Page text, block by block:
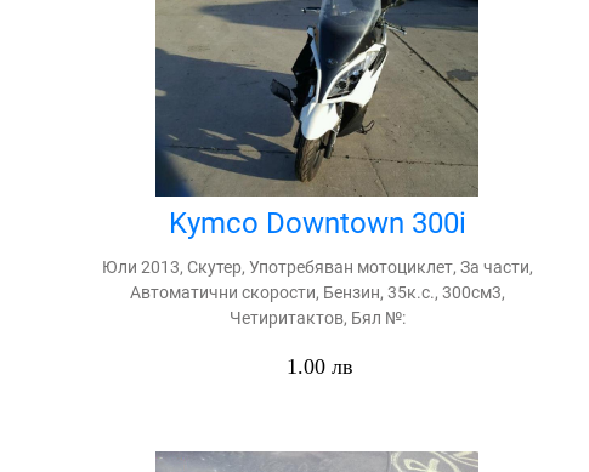
Kymco Downtown 300i
Юли 2013, Скутер, Употребяван мотоциклет, За части,
Автоматични скорости, Бензин, 35к.с., 300см3,
Четиритактов, Бял №:
1.00 лв